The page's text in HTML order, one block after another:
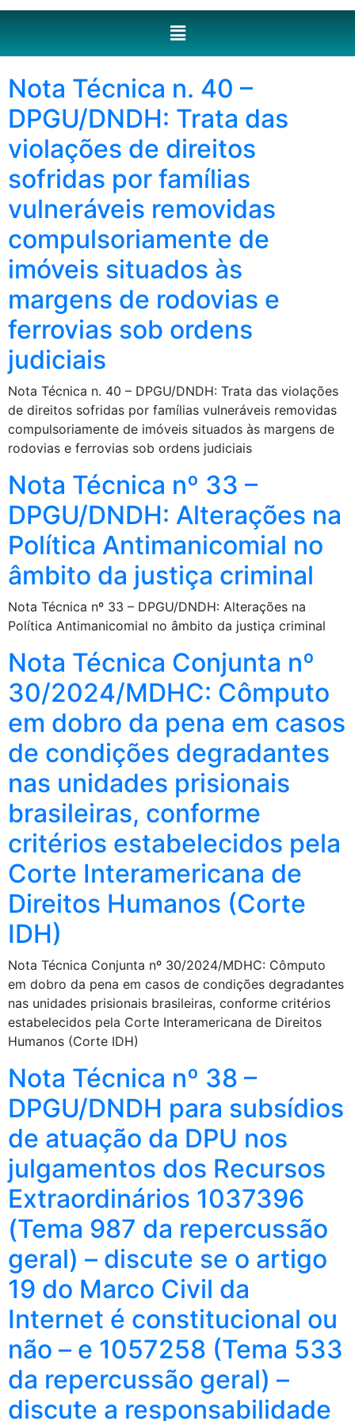
Nota Técnica n. 40 –
DPGU/DNDH: Trata das
violações de direitos
sofridas por famílias
vulneráveis removidas
compulsoriamente de
imóveis situados às
margens de rodovias e
ferrovias sob ordens
judiciais
Nota Técnica n. 40 – DPGU/DNDH: Trata das violações
de direitos sofridas por famílias vulneráveis removidas
compulsoriamente de imóveis situados às margens de
rodovias e ferrovias sob ordens judiciais
Nota Técnica nº 33 –
DPGU/DNDH: Alterações na
Política Antimanicomial no
âmbito da justiça criminal
Nota Técnica nº 33 – DPGU/DNDH: Alterações na
Política Antimanicomial no âmbito da justiça criminal
Nota Técnica Conjunta nº
30/2024/MDHC: Cômputo
em dobro da pena em casos
de condições degradantes
nas unidades prisionais
brasileiras, conforme
critérios estabelecidos pela
Corte Interamericana de
Direitos Humanos (Corte
IDH)
Nota Técnica Conjunta nº 30/2024/MDHC: Cômputo
em dobro da pena em casos de condições degradantes
nas unidades prisionais brasileiras, conforme critérios
estabelecidos pela Corte Interamericana de Direitos
Humanos (Corte IDH)
Nota Técnica nº 38 –
DPGU/DNDH para subsídios
de atuação da DPU nos
julgamentos dos Recursos
Extraordinários 1037396
(Tema 987 da repercussão
geral) – discute se o artigo
19 do Marco Civil da
Internet é constitucional ou
não – e 1057258 (Tema 533
da repercussão geral) –
discute a responsabilidade